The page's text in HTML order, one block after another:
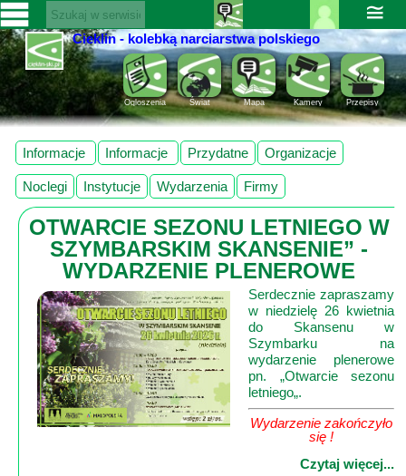
SERWISY
CIEKLIN-
SKI.PL
Wiadomości
Kultura
Sport
Fotorelacja
Pogoda
regionu
Narty
Ciekawostki
Lokalne
Zaloguj
się ››
Rejestracja
Pomoc
≅
Cieklin - kolebką narciarstwa polskiego
Przepisy
Kamery
Mapa
Świat
Ogloszenia
Informacje Informacje Przydatne Organizacje
Noclegi Instytucje Wydarzenia Firmy
OTWARCIE SEZONU LETNIEGO W
SZYMBARSKIM SKANSENIE” -
WYDARZENIE PLENEROWE
Serdecznie zapraszamy
w niedzielę 26 kwietnia
do Skansenu w
Szymbarku na
wydarzenie plenerowe
pn. „Otwarcie sezonu
letniego„.
Wydarzenie zakończyło
się !
Czytaj więcej...